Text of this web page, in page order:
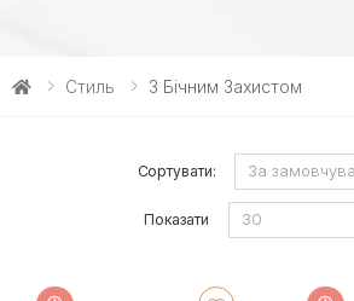
Стиль З Бічним Захистом
Сортувати:
Показати